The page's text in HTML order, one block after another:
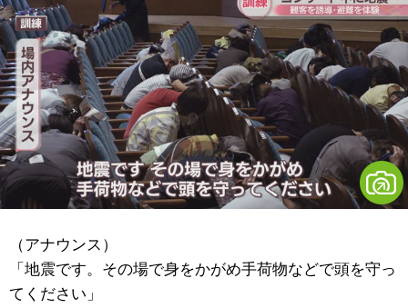
（アナウンス）
「地震です。その場で身をかがめ手荷物などで頭を守っ
てください」